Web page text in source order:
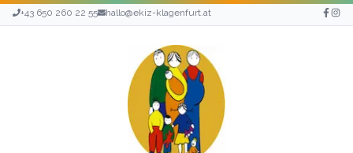
+43 650 260 22 55 hallo@ekiz-klagenfurt.at